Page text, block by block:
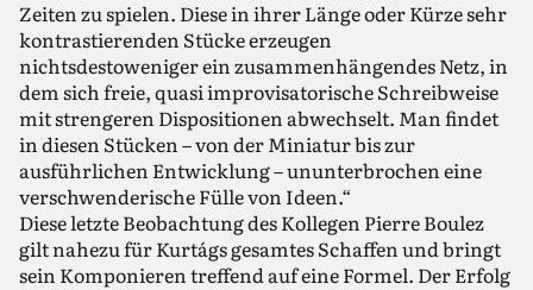
Zeiten zu spielen. Diese in ihrer Länge oder Kürze sehr
kontrastierenden Stücke erzeugen
nichtsdestoweniger ein zusammenhängendes Netz, in
dem sich freie, quasi improvisatorische Schreibweise
mit strengeren Dispositionen abwechselt. Man findet
in diesen Stücken – von der Miniatur bis zur
ausführlichen Entwicklung – ununterbrochen eine
verschwenderische Fülle von Ideen.“
Diese letzte Beobachtung des Kollegen Pierre Boulez
gilt nahezu für Kurtágs gesamtes Schaffen und bringt
sein Komponieren treffend auf eine Formel. Der Erfolg